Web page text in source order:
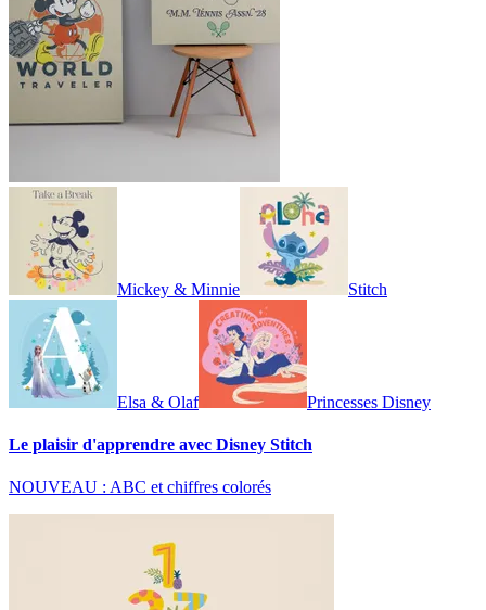
Mickey & Minnie Stitch
Elsa & Olaf Princesses Disney
Le plaisir d'apprendre avec Disney Stitch
NOUVEAU : ABC et chiffres colorés